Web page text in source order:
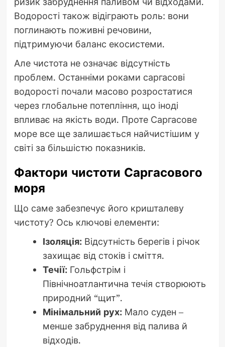
Водорості також відіграють роль: вони
поглинають поживні речовини,
підтримуючи баланс екосистеми.
Але чистота не означає відсутність
проблем. Останніми роками саргасові
водорості почали масово розростатися
через глобальне потепління, що іноді
впливає на якість води. Проте Саргасове
море все ще залишається найчистішим у
світі за більшістю показників.
Фактори чистоти Саргасового
моря
Що саме забезпечує його кришталеву
чистоту? Ось ключові елементи:
Ізоляція:Відсутність берегів і річок
захищає від стоків і сміття.
Течії:Гольфстрім і
Північноатлантична течія створюють
природний “щит”.
Мінімальний рух:Мало суден –
менше забруднення від палива й
відходів.